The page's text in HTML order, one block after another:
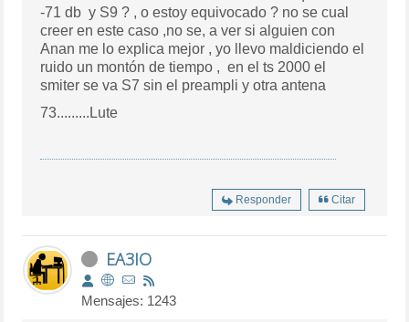
-71 db y S9 ? , o estoy equivocado ? no se cual
creer en este caso ,no se, a ver si alguien con
Anan me lo explica mejor , yo llevo maldiciendo el
ruido un montón de tiempo , en el ts 2000 el
smiter se va S7 sin el preampli y otra antena
73.........Lute
Responder Citar
EA3IO
Mensajes: 1243